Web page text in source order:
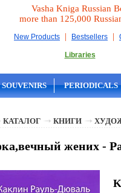
Vasha Kniga Russian
more than 125,000
New Products | Bestsellers |
Libraries
PERIODICALS
КАТАЛОГ КНИГИ
жених -